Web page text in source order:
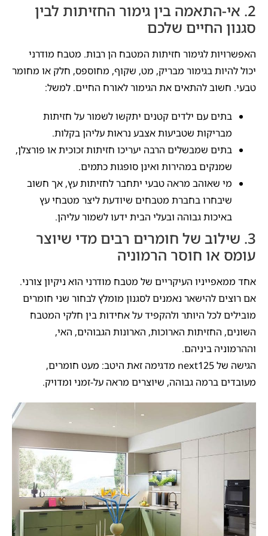
2. אי-התאמה בין גימור החזיתות לבין
סגנון החיים שלכם
האפשרויות לגימור חזיתות המטבח הן רבות. מטבח מודרני
יכול להיות בגימור מבריק, מט, שקוף, מחוספס, חלק או מחומר
טבעי. חשוב להתאים את הגימור לאורח החיים. למשל:
בתים עם ילדים קטנים יתקשו לשמור על חזיתות
מבריקות שטביעות אצבע נראות עליהן בקלות.
בתים שמבשלים הרבה יעריכו חזיתות זכוכית או פורצלן,
שמנקים במהירות ואינן סופגות כתמים.
מי שאוהב מראה טבעי יתחבר לחזיתות עץ, אך חשוב
שיבחרו בחברת מטבחים שיודעת ליצר מטבחי עץ
באיכות גבוהה ובעלי הבית ידעו לשמור עליהן.
3. שילוב של חומרים רבים מדי שיוצר
עומס או חוסר הרמוניה
אחד ממאפייניו העיקריים של מטבח מודרני הוא ניקיון צורני.
אם רוצים להישאר נאמנים לסגנון מומלץ לבחור שני חומרים
מובילים לכל היותר ולהקפיד על אחידות בין חלקי המטבח
השונים, החזיתות הארוכות, הארונות הגבוהים, האי,
וההרמוניה ביניהם.
הגישה של next125 מדגימה זאת היטב: מעט חומרים,
מעובדים ברמה גבוהה, שיוצרים מראה על-זמני ומדויק.